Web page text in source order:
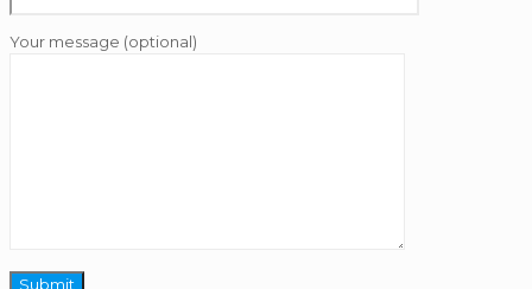
Your message (optional)